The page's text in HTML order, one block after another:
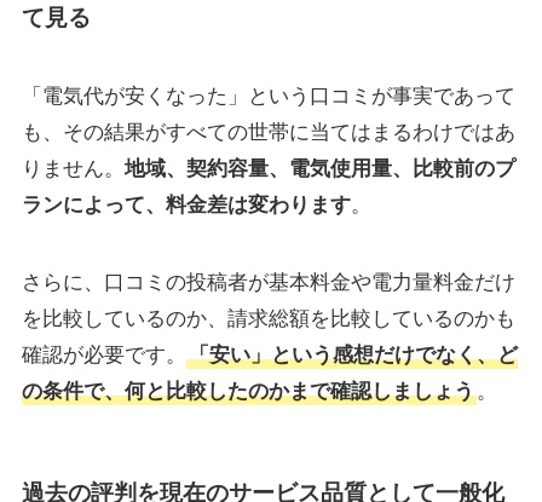
て見る
「電気代が安くなった」という口コミが事実であって
も、その結果がすべての世帯に当てはまるわけではあ
りません。 地域、契約容量、電気使用量、比較前のプ
ランによって、料金差は変わります。
さらに、口コミの投稿者が基本料金や電力量料金だけ
を比較しているのか、請求総額を比較しているのかも
確認が必要です。
「安い」という感想だけでなく、ど
の条件で、何と比較したのかまで確認しましょう。
過去の評判を現在のサービス品質として一般化